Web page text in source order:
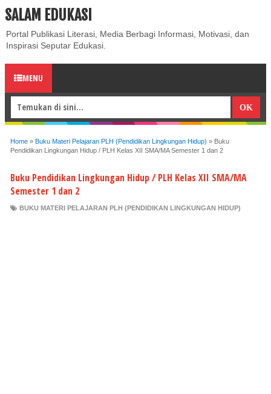
ABOUT CONTACT US
SALAM EDUKASI
Portal Publikasi Literasi, Media Berbagi Informasi, Motivasi, dan
Inspirasi Seputar Edukasi.
MENU
Home » Buku Materi Pelajaran PLH (Pendidikan Lingkungan Hidup) » Buku
Pendidikan Lingkungan Hidup / PLH Kelas XII SMA/MA Semester 1 dan 2
Buku Pendidikan Lingkungan Hidup / PLH Kelas XII SMA/MA
Semester 1 dan 2
BUKU MATERI PELAJARAN PLH (PENDIDIKAN LINGKUNGAN HIDUP)